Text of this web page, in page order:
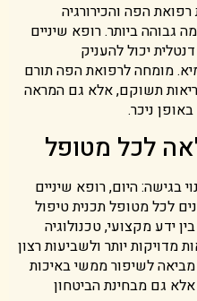
הפה והכירורגיה
ביותר. רופא שיניים
יכול להעניק
מומחה לרפואת הפה תורם
תשוקם, אלא גם המראה
ניכר.
לכל מטופל
בגישה: היום, רופא שיניים
לכל מטופל תכנית טיפול
ידע מקצועי, טכנולוגיה
מדויקות יותר ולשביעות רצון
לשיפור ממשי באיכות
גם מבחינת הביטחון